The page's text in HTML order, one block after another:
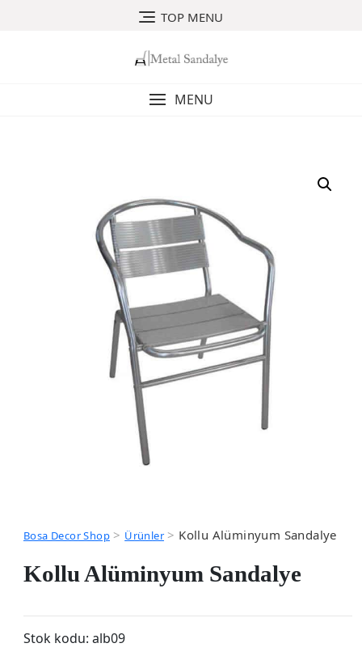
TOP MENU
MENU
Bosa Decor Shop> Ürünler> Kollu Alüminyum Sandalye
Kollu Alüminyum Sandalye
Stok kodu: alb09